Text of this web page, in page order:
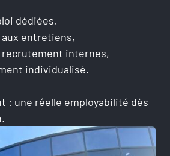
dédiées,
entretiens,
recrutement internes,
individualisé.
: une réelle employabilité dès